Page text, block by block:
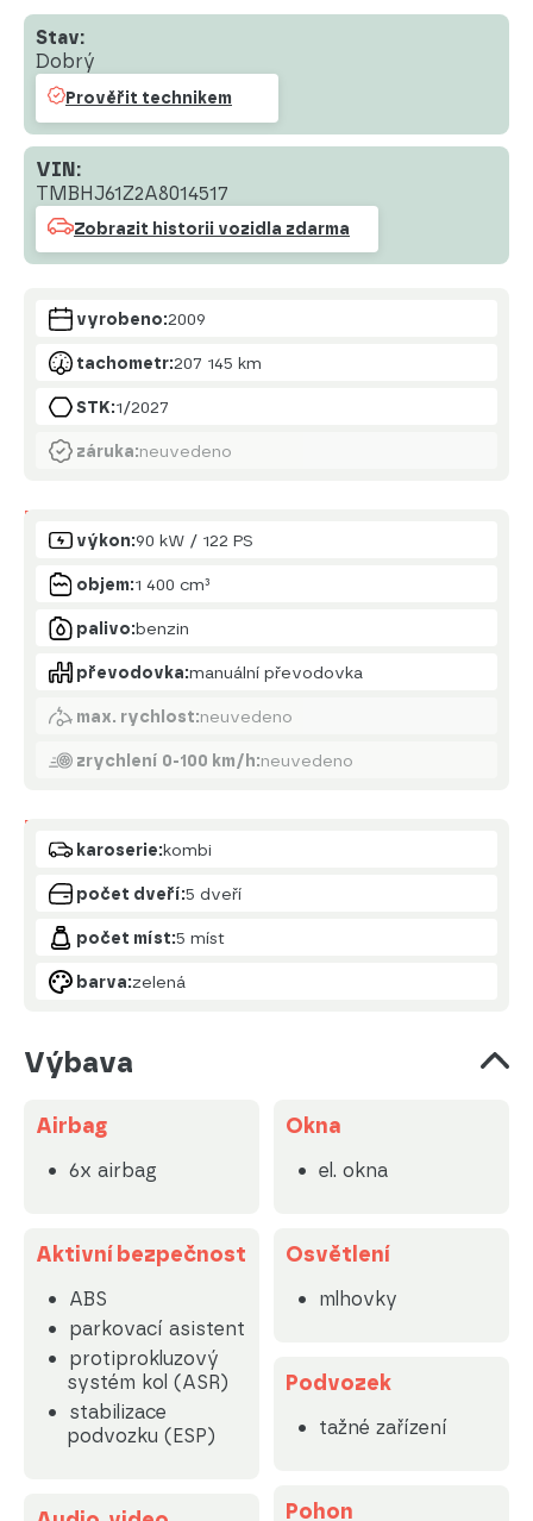
Stav:
Dobrý
Prověřit technikem
VIN:
TMBHJ61Z2A8014517
Zobrazit historii vozidla zdarma
vyrobeno:2009
tachometr:207 145 km
STK:1/2027
záruka:neuvedeno
Motor
výkon:90 kW / 122 PS
objem:1 400 cm³
palivo:benzin
převodovka:manuální převodovka
max. rychlost:neuvedeno
zrychlení 0-100 km/h:neuvedeno
Karoserie
karoserie:kombi
počet dveří:5 dveří
počet míst:5 míst
barva:zelená
Výbava
Airbag
6x airbag
Aktivní bezpečnost
ABS
parkovací asistent
protiprokluzový
systém kol (ASR)
stabilizace
podvozku (ESP)
Okna
el. okna
Osvětlení
mlhovky
Podvozek
tažné zařízení
Pohon